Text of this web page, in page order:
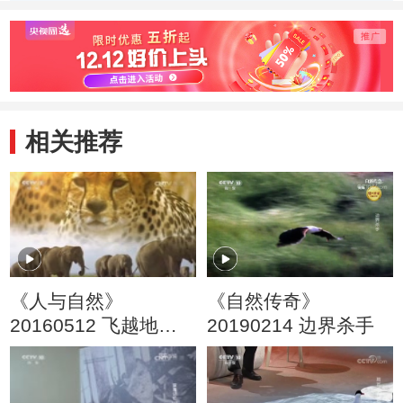
来到澳大利亚
大鱼
相关推荐
《人与自然》
20160512 飞越地球
——南美洲（上）
《自然传奇》
20190214 边界杀手